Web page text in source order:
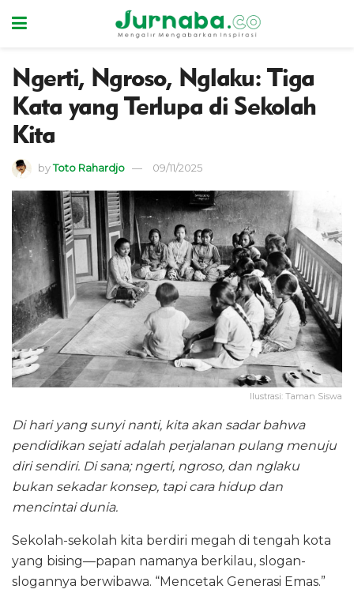
Ngerti, Ngroso, Nglaku: Tiga
Kata yang Terlupa di Sekolah
Kita
byToto Rahardjo 09/11/2025
Ilustrasi: Taman Siswa
Di hari yang sunyi nanti, kita akan sadar bahwa
pendidikan sejati adalah perjalanan pulang menuju
diri sendiri. Di sana; ngerti, ngroso, dan nglaku
bukan sekadar konsep, tapi cara hidup dan
mencintai dunia.
Sekolah-sekolah kita berdiri megah di tengah kota
yang bising—papan namanya berkilau, slogan-
slogannya berwibawa. “Mencetak Generasi Emas.”